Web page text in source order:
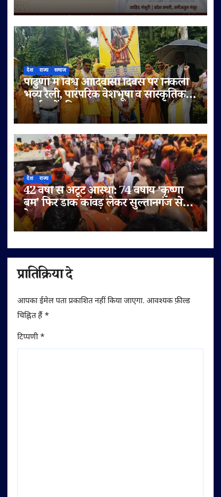
देश राज्य समाज
पांढुर्णा में विश्व आदिवासी दिवस पर निकली
भव्य रैली, पारंपरिक वेशभूषा व सांस्कृतिक
कार्यक्रमों की धूम
देश राज्य
42 वर्षों से अटूट आस्था: 74 वर्षीय ‘कृष्णा
बम’ फिर डाक कांवड़ लेकर सुल्तानगंज से
देवघर रवाना
प्रातिक्रिया दे
आपका ईमेल पता प्रकाशित नहीं किया जाएगा. आवश्यक फ़ील्ड
चिह्नित हैं *
टिप्पणी*